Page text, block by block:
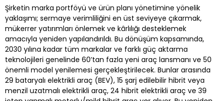
Şirketin marka portföyü ve ürün planı yönetimine yönelik
yaklaşımı; sermaye verimliliğini en üst seviyeye çıkarmak,
mükerrer yatırımları önlemek ve kârlılığı desteklemek
amacıyla yeniden yapılandırıldı. Bu dönüşüm kapsamında,
2030 yılına kadar tüm markalar ve farklı güç aktarma
teknolojileri genelinde 60’tan fazla yeni araç lansmanı ve 50
önemli model yenilemesi gerçekleştirilecek. Bunlar arasında
29 bataryalı elektrikli araç (BEV), 15 şarj edilebilir hibrit veya
menzil uzatmalı elektrikli araç, 24 hibrit elektrikli araç ve 39